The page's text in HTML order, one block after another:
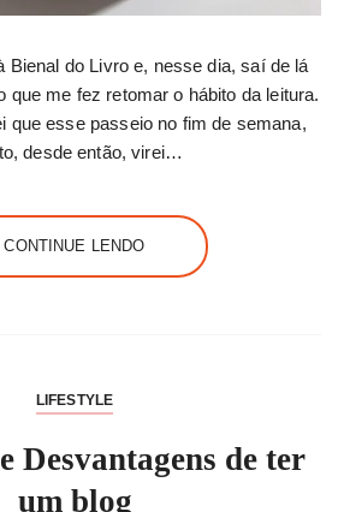
Bienal do Livro e, nesse dia, saí de lá
que me fez retomar o hábito da leitura.
que esse passeio no fim de semana,
desde então, virei…
CONTINUE LENDO
LIFESTYLE
Desvantagens de ter
um blog